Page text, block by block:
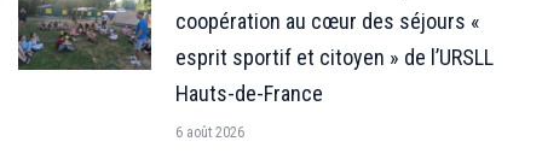
coopération au cœur des séjours «
esprit sportif et citoyen » de l’URSLL
Hauts-de-France
6 août 2026